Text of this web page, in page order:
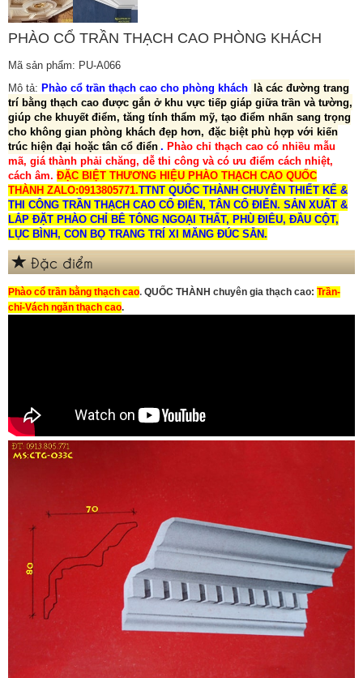
PHÀO CỔ TRẦN THẠCH CAO PHÒNG KHÁCH
Mã sản phẩm: PU-A066
Mô tả: Phào cổ trần thạch cao cho phòng khách là các đường trang
trí bằng thạch cao được gắn ở khu vực tiếp giáp giữa trần và tường,
giúp che khuyết điểm, tăng tính thẩm mỹ, tạo điểm nhấn sang trọng
cho không gian phòng khách đẹp hơn, đặc biệt phù hợp với kiến
trúc hiện đại hoặc tân cổ điển . Phào chỉ thạch cao có nhiều mẫu
mã, giá thành phải chăng, dễ thi công và có ưu điểm cách nhiệt,
cách âm. ĐẶC BIỆT THƯƠNG HIỆU PHÀO THẠCH CAO QUỐC
THÀNH ZALO:0913805771.TTNT QUỐC THÀNH CHUYÊN THIẾT KẾ &
THI CÔNG TRẦN THẠCH CAO CỔ ĐIỂN, TÂN CỔ ĐIỂN. SẢN XUẤT &
LẮP ĐẶT PHÀO CHỈ BÊ TÔNG NGOẠI THẤT, PHÙ ĐIÊU, ĐẦU CỘT,
LỤC BÌNH, CON BỌ TRANG TRÍ XI MĂNG ĐÚC SẴN.
Đặc điểm
Phào cổ trần bằng thạch cao. QUỐC THÀNH chuyên gia thạch cao: Trần-
chỉ-Vách ngăn thạch cao.